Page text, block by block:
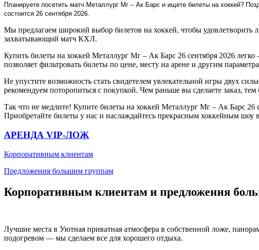
Планируете посетить матч Металлург Мг – Ак Барс и ищете билеты на хоккей?
состоится 26 сентября 2026.
Мы предлагаем широкий выбор билетов на хоккей, чтобы
захватывающий матч КХЛ.
Купить билеты на хоккей Металлург Мг – Ак Барс 26 сентября 2026
позволяет фильтровать билеты по цене, месту на арене и другим
Не упустите возможность стать свидетелем увлекательной игры двух
рекомендуем поторопиться с покупкой. Чем раньше вы сделаете заказ,
Так что не медлите! Купите билеты на хоккей Металлург Мг – Ак Барс 26
Приобретайте билеты у нас и наслаждайтесь прекрасным хоккейным
АРЕНДА VIP-ЛОЖ
Корпоративным клиентам
Предложения большим группам
Корпоративным клиентам и предложения
Лучшие места в Уютная приватная атмосфера в собственной ложе,
подогревом — мы сделаем все для хорошего отдыха.